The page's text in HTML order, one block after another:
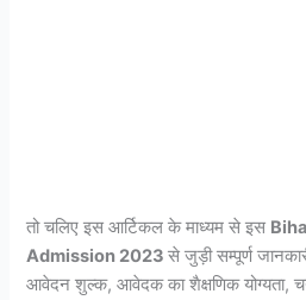
तो चलिए इस आर्टिकल के माध्यम से इस
Admission 2023 से जुड़ी सम्पूर्ण
आवेदन शुल्क, आवेदक का शैक्षणिक योग्यता,